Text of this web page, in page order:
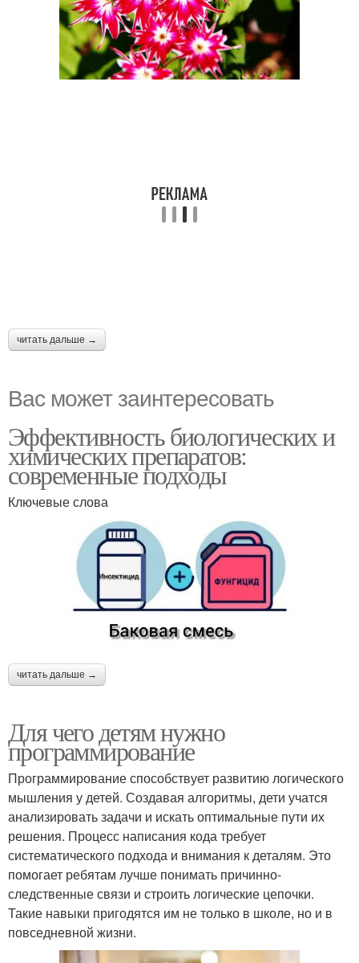
читать дальше →
Вас может заинтересовать
Эффективность биологических и
химических препаратов:
современные подходы
Ключевые слова
читать дальше →
Для чего детям нужно
программирование
Программирование способствует развитию логического
мышления у детей. Создавая алгоритмы, дети учатся
анализировать задачи и искать оптимальные пути их
решения. Процесс написания кода требует
систематического подхода и внимания к деталям. Это
помогает ребятам лучше понимать причинно-
следственные связи и строить логические цепочки.
Такие навыки пригодятся им не только в школе, но и в
повседневной жизни.